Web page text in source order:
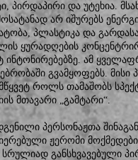
პირდაპირი და უტეხია.
არ იშურებს
პლასტიკა და
ყურადღების
ინტონირებებზე. ამ
გვამყოფებს. მისი
როლს თამაშობს
მთავარი „გამტარი“.
პერსონაჟთა
ჟერომი
განსხვავებული